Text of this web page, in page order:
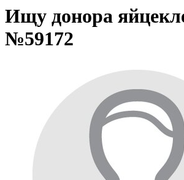
Ищу донора
№59172